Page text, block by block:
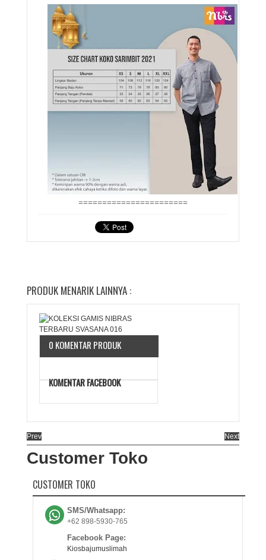
=======================
PRODUK MENARIK LAINNYA :
0 KOMENTAR PRODUK
KOMENTAR FACEBOOK
Prev Next
Customer Toko
CUSTOMER TOKO
SMS/Whatsapp:
+62 898-5930-765
Facebook Page:
Kiosbajumuslimah